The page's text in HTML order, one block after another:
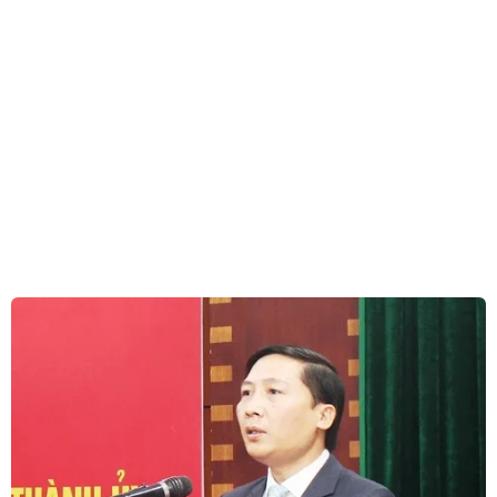
Tổng thống Mỹ Donald Trump phát biểu trước các lãnh đạo
doanh nghiệp Hàn Quốc tại thủ đô Seoul ngày 30/6/2019.
(Nguồn: AFP/TTXVN)
Theo phóng viên TTXVN tại Seoul, trong khuôn
khổ chuyến thăm Hàn Quốc, ngày 30/6, Tổng